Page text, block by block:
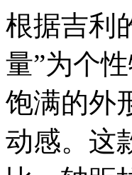
根据吉利
量”为个
饱满的外
动感。这